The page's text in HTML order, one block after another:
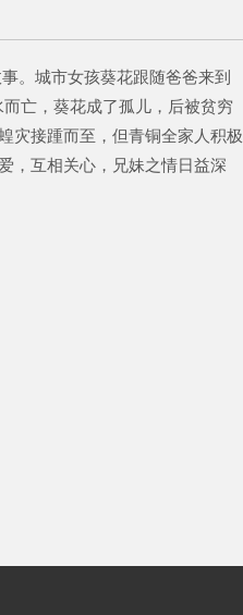
。城市女孩葵花跟随爸爸来到
亡，葵花成了孤儿，后被贫穷
灾接踵而至，但青铜全家人积极
，互相关心，兄妹之情日益深